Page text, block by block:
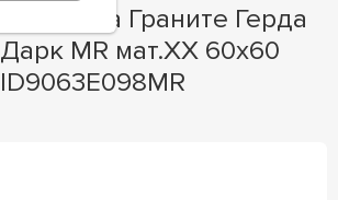
Герда Граните Герда
MR мат.XX 60х60
ID9063E098MR